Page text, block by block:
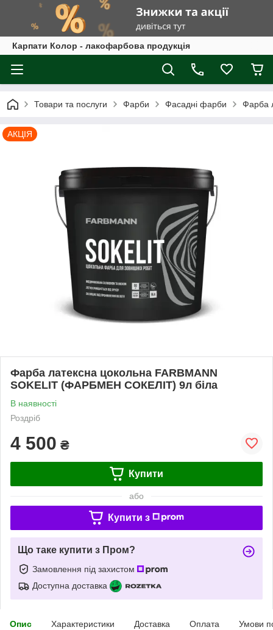
Карпати Колор - лакофарбова продукція
Товари та послуги Фарби Фасадні фарби Фарба
АКЦІЯ
Фарба латексна цокольна FARBMANN
SOKELIT (ФАРБМЕН СОКЕЛІТ) 9л біла
В наявності
Роздріб
4 500 ₴
Купити
або
Купити з
Що таке купити з Пром?
Замовлення під захистом
Доступна доставка
Опис Характеристики Доставка Оплата Умови